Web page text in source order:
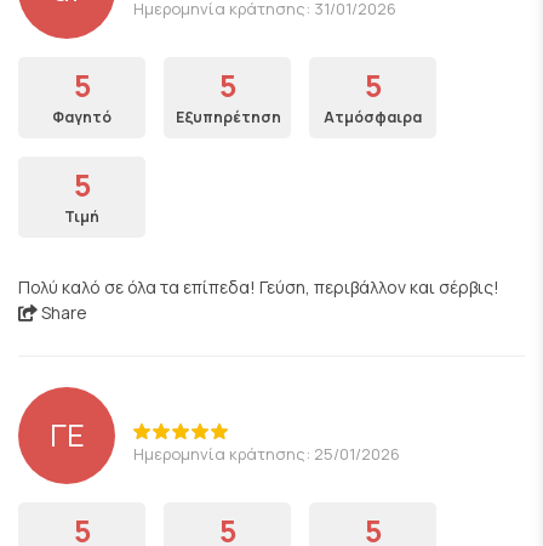
Ημερομηνία κράτησης: 31/01/2026
5
Φαγητό
5
Εξυπηρέτηση
5
Ατμόσφαιρα
5
Τιμή
Πολύ καλό σε όλα τα επίπεδα! Γεύση, περιβάλλον και σέρβις!
Share
ΓΕ Ημερομηνία κράτησης: 25/01/2026
5 5 5